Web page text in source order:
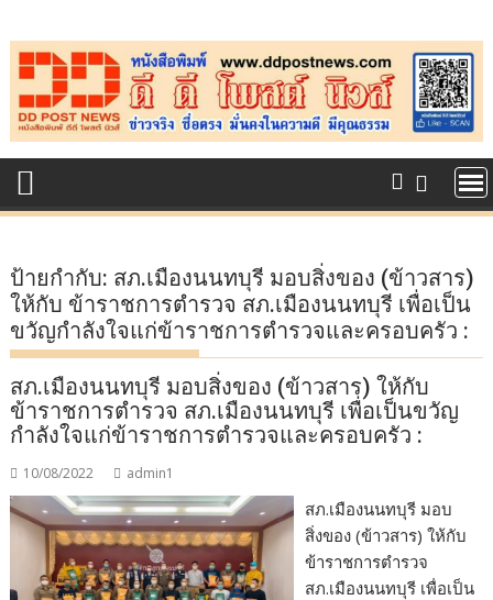
to
content
ป้ายกำกับ: สภ.เมืองนนทบุรี มอบสิ่งของ (ข้าวสาร)
ให้กับ ข้าราชการตำรวจ สภ.เมืองนนทบุรี เพื่อเป็น
ขวัญกำลังใจแก่ข้าราชการตำรวจและครอบครัว :
สภ.เมืองนนทบุรี มอบสิ่งของ (ข้าวสาร) ให้กับ
ข้าราชการตำรวจ สภ.เมืองนนทบุรี เพื่อเป็นขวัญ
กำลังใจแก่ข้าราชการตำรวจและครอบครัว :
10/08/2022 admin1
สภ.เมืองนนทบุรี มอบ
สิ่งของ (ข้าวสาร) ให้กับ
ข้าราชการตำรวจ
สภ.เมืองนนทบุรี เพื่อเป็น